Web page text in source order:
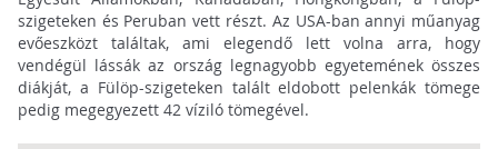
szigeteken és Peruban vett részt. Az USA-ban annyi műanyag
evőeszközt találtak, ami elegendő lett volna arra, hogy
vendégül lássák az ország legnagyobb egyetemének összes
diákját, a Fülöp-szigeteken talált eldobott pelenkák tömege
pedig megegyezett 42 víziló tömegével.